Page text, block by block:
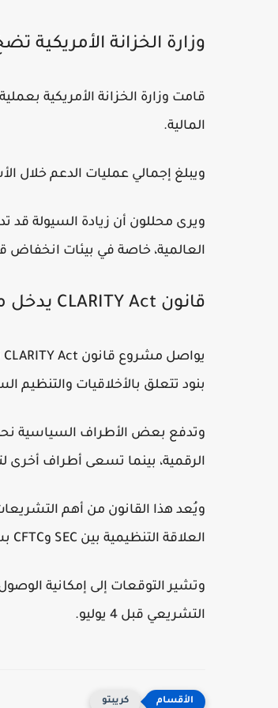
وزارة الخزانة الأمريكية
المالية.
ويبلغ إجمالي عمليات الدعم خلال الأسبوع حوالي 6 مليارات دولار، ما يعزز
العالمية، خاصة في بيئات انخفاض
قانون CLARITY Act يدخل مرحلة حاسمة
بنود تتعلق بالأخلاقيات والتنظيم
وتدفع بعض الأطراف السياسية
الرقمية، بينما تسعى أطراف أخرى
ويُعد هذا القانون من أهم
العلاقة التنظيمية بين SEC وCFTC بشكل أوضح.
وتشير التوقعات إلى إمكانية
التشريعي قبل 4 يوليو.
كريبتو